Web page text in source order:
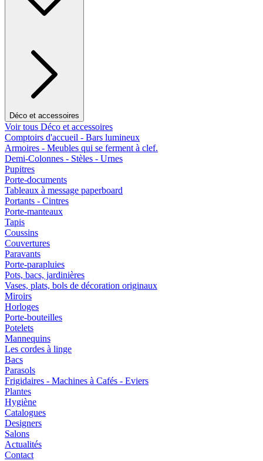
Déco et accessoires
Voir tous Déco et accessoires
Comptoirs d'accueil - Bars lumineux
Armoires - Meubles qui se ferment à clef.
Demi-Colonnes - Stèles - Urnes
Pupitres
Porte-documents
Tableaux à message paperboard
Portants - Cintres
Porte-manteaux
Tapis
Coussins
Couvertures
Paravants
Porte-parapluies
Pots, bacs, jardinières
Vases, plats, bols de décoration originaux
Miroirs
Horloges
Porte-bouteilles
Potelets
Mannequins
Les cordes à linge
Bacs
Parasols
Frigidaires - Machines à Cafés - Eviers
Plantes
Hygiène
Catalogues
Designers
Salons
Actualités
Contact